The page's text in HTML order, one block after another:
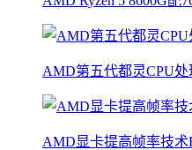
AMD第五代都灵CPU
AMD显卡提高帧率技术